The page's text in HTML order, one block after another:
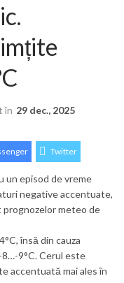
în 29 dec., 2025
Twitter
WhatsApp
un episod de vreme
negative accentuate,
meteo de
însă din cauza
9°C. Cerul este
accentuată mai ales în